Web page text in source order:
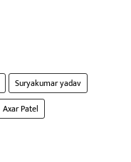
Suryakumar yadav
Axar Patel